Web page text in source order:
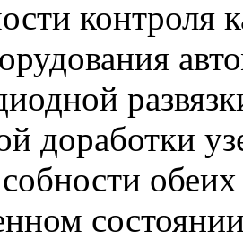
контроля
доработки